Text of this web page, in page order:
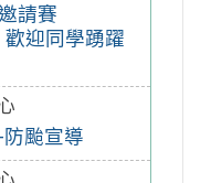
請賽
歡迎同學踴躍
颱宣導